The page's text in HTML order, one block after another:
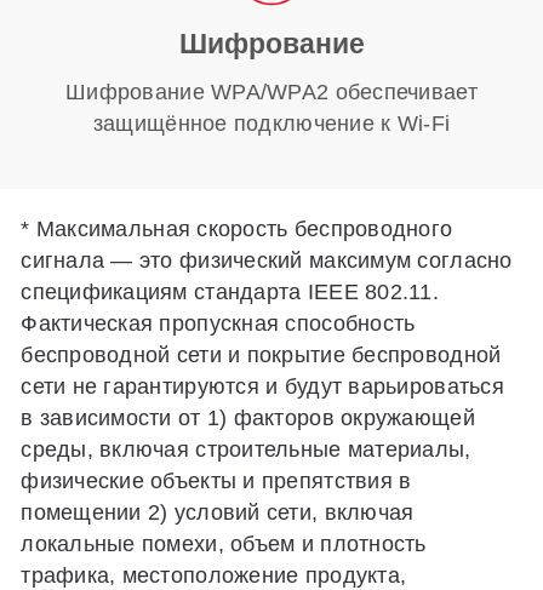
Шифрование
Шифрование WPA/WPA2 обеспечивает
защищённое подключение к Wi-Fi
* Максимальная скорость беспроводного
сигнала — это физический максимум согласно
спецификациям стандарта IEEE 802.11.
Фактическая пропускная способность
беспроводной сети и покрытие беспроводной
сети не гарантируются и будут варьироваться
в зависимости от 1) факторов окружающей
среды, включая строительные материалы,
физические объекты и препятствия в
помещении 2) условий сети, включая
локальные помехи, объем и плотность
трафика, местоположение продукта,